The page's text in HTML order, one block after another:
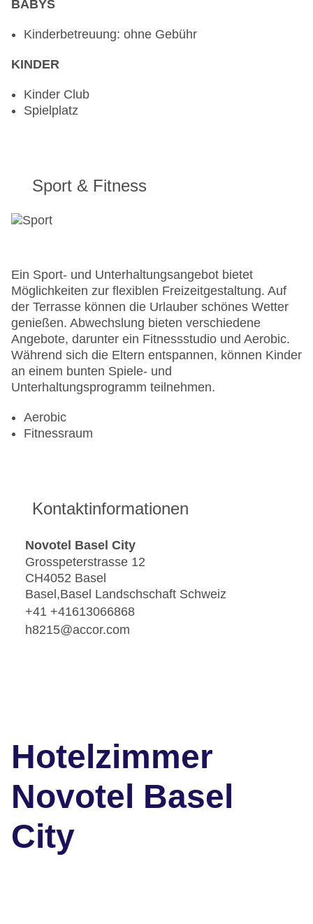
BABYS
Kinderbetreuung: ohne Gebühr
KINDER
Kinder Club
Spielplatz
Sport & Fitness
Ein Sport- und Unterhaltungsangebot bietet
Möglichkeiten zur flexiblen Freizeitgestaltung. Auf
der Terrasse können die Urlauber schönes Wetter
genießen. Abwechslung bieten verschiedene
Angebote, darunter ein Fitnessstudio und Aerobic.
Während sich die Eltern entspannen, können Kinder
an einem bunten Spiele- und
Unterhaltungsprogramm teilnehmen.
Aerobic
Fitnessraum
Kontaktinformationen
Novotel Basel City
Grosspeterstrasse 12
CH4052 Basel
Basel,Basel Landschschaft Schweiz
+41 +41613066868
h8215@accor.com
Hotelzimmer
Novotel Basel
City